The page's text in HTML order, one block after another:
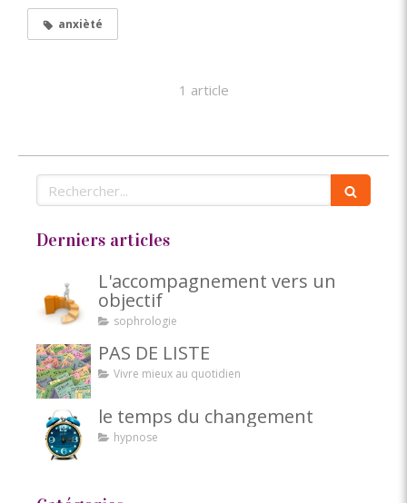
anxièté
1 article
Rechercher
Derniers articles
L'accompagnement vers un
objectif
sophrologie
PAS DE LISTE
Vivre mieux au quotidien
le temps du changement
hypnose